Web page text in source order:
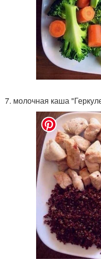
7. молочная каша